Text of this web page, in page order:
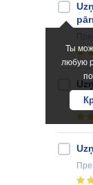
Ты
любую